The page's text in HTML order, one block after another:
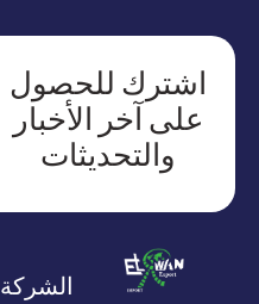
اشترك للحصول
على آخر الأخبار
والتحديثات
الشركة